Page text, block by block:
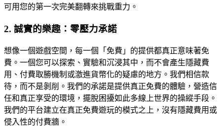
可用您的第一次完美翻轉來挑戰重力。
2. 誠實的樂趣：零壓力承諾
想像一個遊戲空間，每一個「免費」的提供都真正意味著免
費。一個您可以探索、實驗和沉浸其中，而不會產生隱藏費
用、付費取勝機制或激進貨幣化的疑慮的地方。我們相信款
待，而不是剝削。我們的承諾是提供真正免費的體驗，營造信
任和真正享受的環境，擺脫困擾如此多線上世界的操縱手段。
我們的平台建立在真正免費遊玩的模式之上，沒有隱藏費用或
侵入性的付費牆。